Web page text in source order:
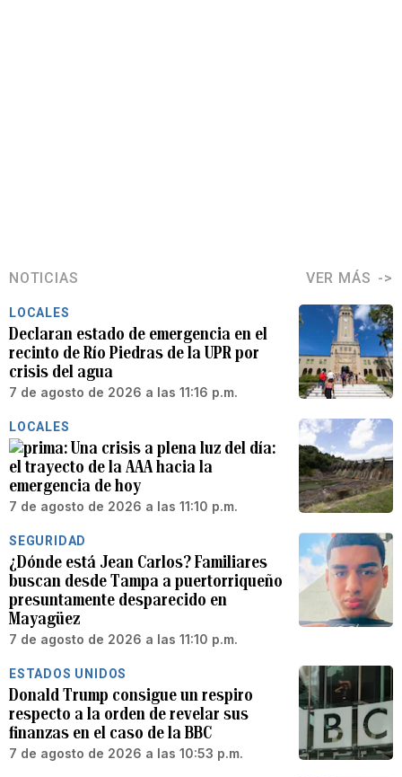
NOTICIAS VER MÁS
LOCALES
Declaran estado de emergencia en el
recinto de Río Piedras de la UPR por
crisis del agua
7 de agosto de 2026 a las 11:16 p.m.
LOCALES
Una crisis a plena luz del día:
el trayecto de la AAA hacia la
emergencia de hoy
7 de agosto de 2026 a las 11:10 p.m.
SEGURIDAD
¿Dónde está Jean Carlos? Familiares
buscan desde Tampa a puertorriqueño
presuntamente desparecido en
Mayagüez
7 de agosto de 2026 a las 11:10 p.m.
ESTADOS UNIDOS
Donald Trump consigue un respiro
respecto a la orden de revelar sus
finanzas en el caso de la BBC
7 de agosto de 2026 a las 10:53 p.m.